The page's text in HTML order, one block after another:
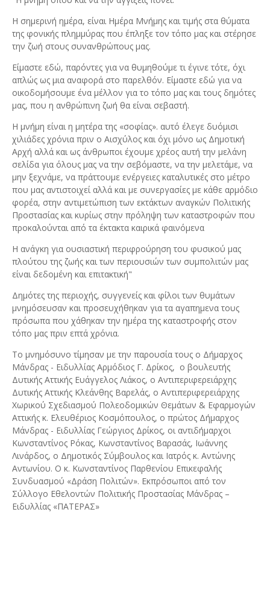
Η σημερινή ημέρα, είναι Ημέρα Μνήμης και τιμής στα θύματα
της φονικής πλημμύρας που έπληξε τον τόπο μας και στέρησε
την ζωή στους συνανθρώπους μας.
Είμαστε εδώ, παρόντες για να θυμηθούμε τι έγινε τότε, όχι
απλώς ως μια αναφορά στο παρελθόν. Είμαστε εδώ για να
οικοδομήσουμε ένα μέλλον για το τόπο μας και τους δημότες
μας, που η ανθρώπινη ζωή θα είναι σεβαστή.
Η μνήμη είναι η μητέρα της «σοφίας». αυτό έλεγε δυόμισι
χιλιάδες χρόνια πριν ο Αισχύλος και όχι μόνο ως Δημοτική
Αρχή αλλά και ως άνθρωποι έχουμε χρέος αυτή την μελάνη
σελίδα για όλους μας να την σεβόμαστε, να την μελετάμε, να
μην ξεχνάμε, να πράττουμε ενέργειες καταλυτικές στο μέτρο
που μας αντιστοιχεί αλλά και με συνεργασίες με κάθε αρμόδιο
φορέα, στην αντιμετώπιση των εκτάκτων αναγκών Πολιτικής
Προστασίας και κυρίως στην πρόληψη των καταστροφών που
προκαλούνται από τα έκτακτα καιρικά φαινόμενα
Η ανάγκη για ουσιαστική περιφρούρηση του φυσικού μας
πλούτου της ζωής και των περιουσιών των συμπολιτών μας
είναι δεδομένη και επιτακτική"
Δημότες της περιοχής, συγγενείς και φίλοι των θυμάτων
μνημόσευσαν και προσευχήθηκαν για τα αγαπημενα τους
πρόσωπα που χάθηκαν την ημέρα της καταστροφής στον
τόπο μας πριν επτά χρόνια.
Το μνημόσυνο τίμησαν με την παρουσία τους ο Δήμαρχος
Μάνδρας - Ειδυλλίας Αρμόδιος Γ. Δρίκος, ο βουλευτής
Δυτικής Αττικής Ευάγγελος Λιάκος, ο Αντιπεριφερειάρχης
Δυτικής Αττικής Κλεάνθης Βαρελάς, ο Αντιπεριφερειάρχης
Χωρικού Σχεδιασμού Πολεοδομικών Θεμάτων & Εφαρμογών
Αττικής κ. Ελευθέριος Κοσμόπουλος, ο πρώτος Δήμαρχος
Μάνδρας - Ειδυλλίας Γεώργιος Δρίκος, οι αντιδήμαρχοι
Κωνσταντίνος Ρόκας, Κωνσταντίνος Βαρασάς, Ιωάννης
Λινάρδος, ο Δημοτικός Σύμβουλος και Ιατρός κ. Αντώνης
Αντωνίου. Ο κ. Κωνσταντίνος Παρθενίου Επικεφαλής
Συνδυασμού «Δράση Πολιτών». Εκπρόσωποι από τον
Σύλλογο Εθελοντών Πολιτικής Προστασίας Μάνδρας –
Ειδυλλίας «ΠΑΤΕΡΑΣ»